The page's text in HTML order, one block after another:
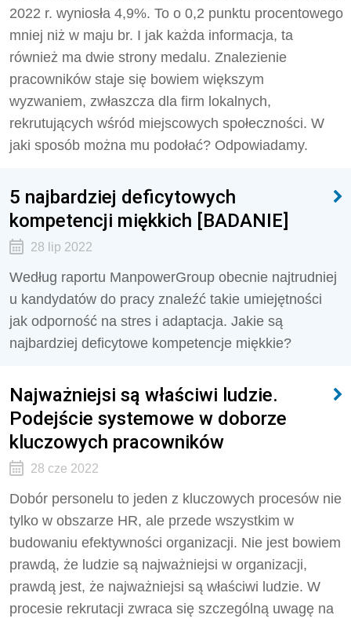
2022 r. wyniosła 4,9%. To o 0,2 punktu procentowego
mniej niż w maju br. I jak każda informacja, ta
również ma dwie strony medalu. Znalezienie
pracowników staje się bowiem większym
wyzwaniem, zwłaszcza dla firm lokalnych,
rekrutujących wśród miejscowych społeczności. W
jaki sposób można mu podołać? Odpowiadamy.
5 najbardziej deficytowych
kompetencji miękkich [BADANIE]
28 lip 2022
Według raportu ManpowerGroup obecnie najtrudniej
u kandydatów do pracy znaleźć takie umiejętności
jak odporność na stres i adaptacja. Jakie są
najbardziej deficytowe kompetencje miękkie?
Najważniejsi są właściwi ludzie.
Podejście systemowe w doborze
kluczowych pracowników
28 cze 2022
Dobór personelu to jeden z kluczowych procesów nie
tylko w obszarze HR, ale przede wszystkim w
budowaniu efektywności organizacji. Nie jest bowiem
prawdą, że ludzie są najważniejsi w organizacji,
prawdą jest, że najważniejsi są właściwi ludzie. W
procesie rekrutacji zwraca się szczególną uwagę na